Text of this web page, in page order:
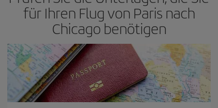
für Ihren Flug von Paris nach
Chicago benötigen